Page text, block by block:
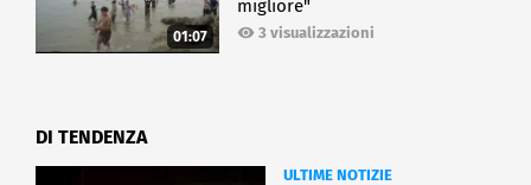
01:07
migliore"
3 visualizzazioni
DI TENDENZA
ULTIME NOTIZIE